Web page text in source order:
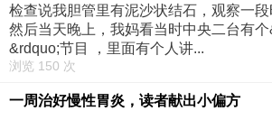
检查说我胆管里有泥沙状结石，观察一段
然后当天晚上，我妈看当时中央二台有
&rdquo;节目 ，里面有个人讲...
浏览 150 次
一周治好慢性胃炎，读者献出小偏方